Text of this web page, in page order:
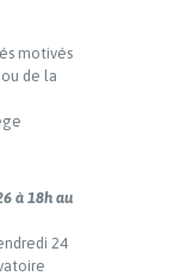
motivés
de la
à 18h au
24